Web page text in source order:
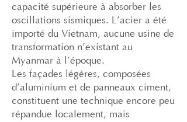
capacité supérieure à absorber les
oscillations sismiques. L’acier a été
importé du Vietnam, aucune usine de
transformation n’existant au
Myanmar à l’époque.
Les façades légères, composées
d’aluminium et de panneaux ciment,
constituent une technique encore peu
répandue localement, mais